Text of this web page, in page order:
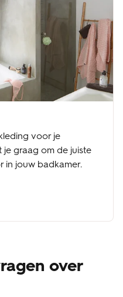
voor je
je graag om de juiste
in jouw badkamer.
over